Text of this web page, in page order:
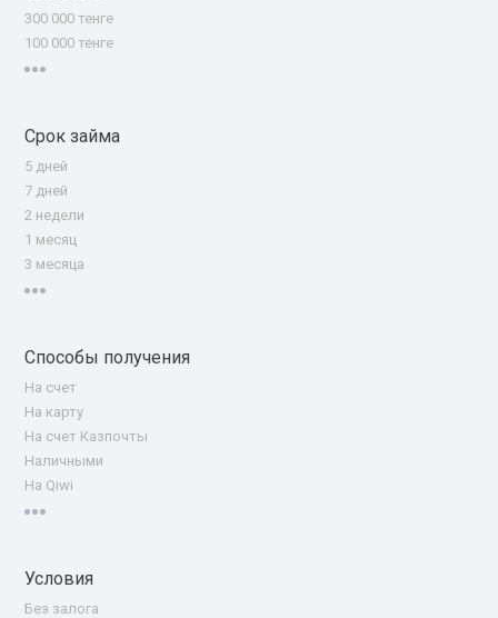
300 000 тенге
100 000 тенге
Срок займа
5 дней
7 дней
2 недели
1 месяц
3 месяца
Способы получения
На счет
На карту
На счет Казпочты
Наличными
На Qiwi
Условия
Без залога